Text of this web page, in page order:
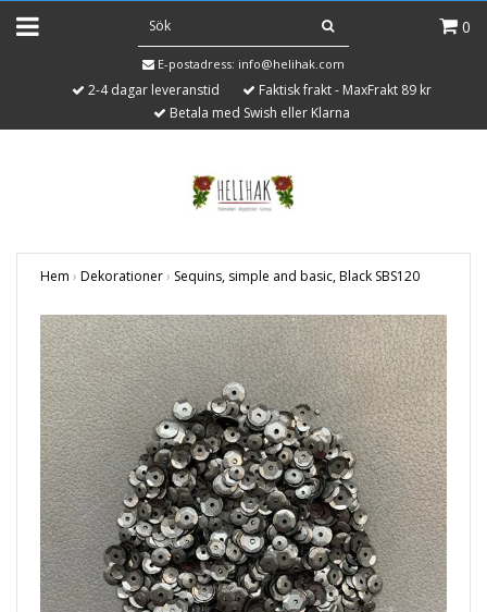
0
E-postadress: info@helihak.com
2-4 dagar leveranstid
Faktisk frakt - MaxFrakt 89 kr
Betala med Swish eller Klarna
Hem › Dekorationer› Sequins, simple and basic, Black SBS120